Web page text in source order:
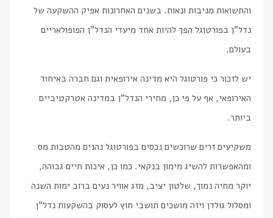
והתשואות מניבות ונאות. בשנים האחרונות אפיק ההשקעה של
נדל"ן בפורטוגל הפך להיות אחד מיעדי הנדל"ן הפופולאריים
בעולם.
יש לזכור כי פורטוגל היא מדינה אירופאית וגם חברה באיחוד
האירופאי, אף על פי כן, מחירי הנדל"ן במדינה אטרקטיביים
ביותר.
משקיעים זרים שרוכשים נכסים בפורטוגל נהנים מהטבות מס
ומהאפשרות להשיג מימון בנקאי. כמו כן, איכות חיים גבוהה,
יוקר מחיה נמוך, שלטון יציב, מזג אוויר נעים ברוב ימות השנה
ומסלול גולדן ויזה מושכים תושבי חוץ לעסוק בהשקעות נדל"ן